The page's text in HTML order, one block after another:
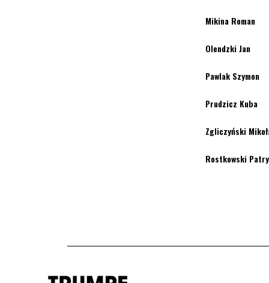
Mikina Roman
Olendzki Jan
Pawlak Szymon
Prudzicz Kuba
Zgliczyński
Rostkowski